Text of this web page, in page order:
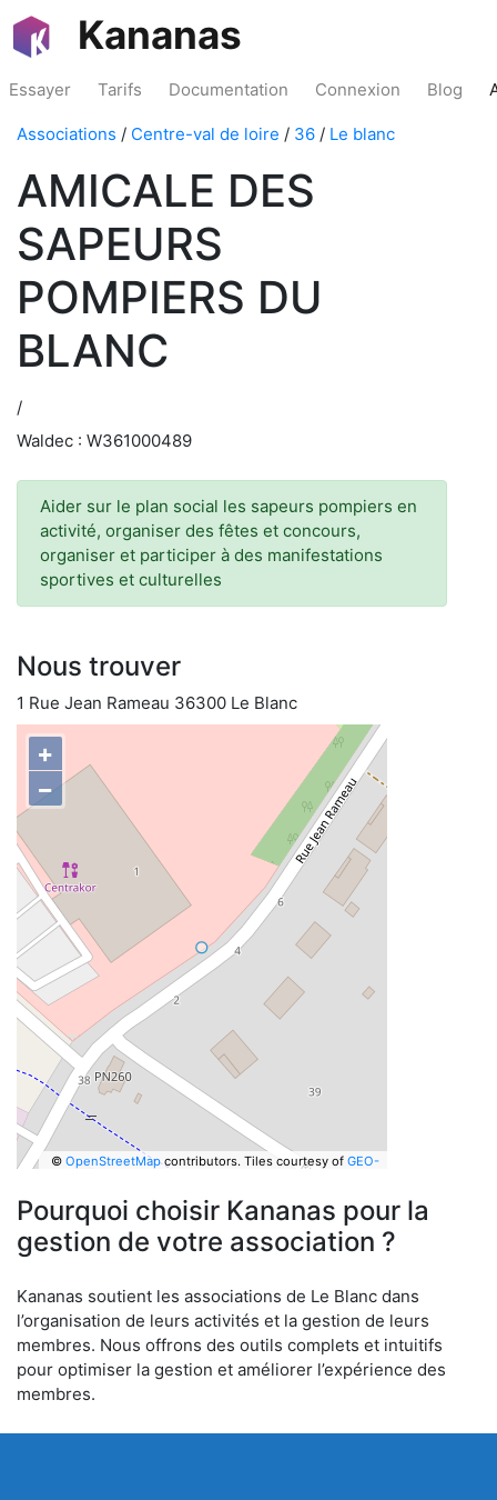
Kananas
Essayer Tarifs Documentation Connexion Blog
Associations / Centre-val de loire / 36 / Le blanc
AMICALE DES
SAPEURS
POMPIERS DU
BLANC
/
Waldec : W361000489
Aider sur le plan social les sapeurs pompiers en
activité, organiser des fêtes et concours,
organiser et participer à des manifestations
sportives et culturelles
Nous trouver
1 Rue Jean Rameau 36300 Le Blanc
+
−
© OpenStreetMapcontributors. Tiles courtesy of GEO-
Pourquoi choisir Kananas pour la
gestion de votre association ?
Kananas soutient les associations de Le Blanc dans
l’organisation de leurs activités et la gestion de leurs
membres. Nous offrons des outils complets et intuitifs
pour optimiser la gestion et améliorer l’expérience des
membres.